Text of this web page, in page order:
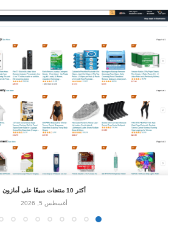
أكثر 10 منتجات مبيعًا على أمازون
أغسطس 5, 2026